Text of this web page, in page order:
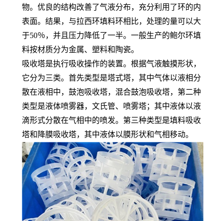
物。优良的结构改善了气液分布，充分利用了环的内
表面。结果，与拉西环填料环相比，处理的量可以大
于50％，并且压力降低了一半。一般生产的鲍尔环填
料按材质分为金属、塑料和陶瓷。
吸收塔是执行吸收操作的装置。根据气液触摸形状，
它分为三类。首先类型是塔式塔，其中气体以液相分
散在液相中，鼓泡吸收塔，混合鼓泡吸收塔，第二种
类型是液体喷雾器，文氏管、喷雾塔；其中液体以液
滴形式分散在气相中的喷发。第三种类型是填料吸收
塔和降膜吸收塔，其中液体以膜形状和气相移动。